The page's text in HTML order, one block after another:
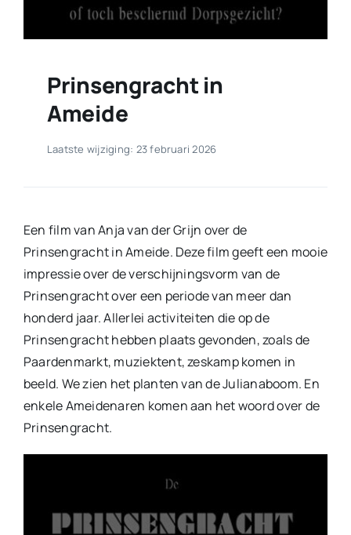
Prinsengracht in
Ameide
Laatste wijziging: 23 februari 2026
Een film van Anja van der Grijn over de
Prinsengracht in Ameide. Deze film geeft een mooie
impressie over de verschijningsvorm van de
Prinsengracht over een periode van meer dan
honderd jaar. Allerlei activiteiten die op de
Prinsengracht hebben plaats gevonden, zoals de
Paardenmarkt, muziektent, zeskamp komen in
beeld. We zien het planten van de Julianaboom. En
enkele Ameidenaren komen aan het woord over de
Prinsengracht.